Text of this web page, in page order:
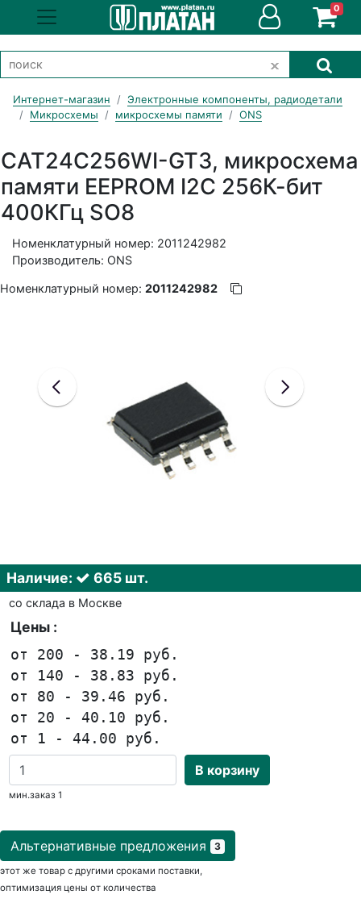
0
Интернет-магазин
Электронные компоненты, радиодетали
Микросхемы
микросхемы памяти ONS
CAT24C256WI-GT3, микросхема
памяти EEPROM I2C 256К-бит
400КГц SO8
Номенклатурный номер: 2011242982
Производитель: ONS
Номенклатурный номер: 2011242982
Наличие: 665 шт.
со склада в Москве
Цены :
от 200 - 38.19 руб.
от 140 - 38.83 руб.
от 80 - 39.46 руб.
от 20 - 40.10 руб.
от 1 - 44.00 руб.
В корзину
мин.заказ 1
Альтернативные предложения 3
этот же товар с другими сроками поставки,
оптимизация цены от количества